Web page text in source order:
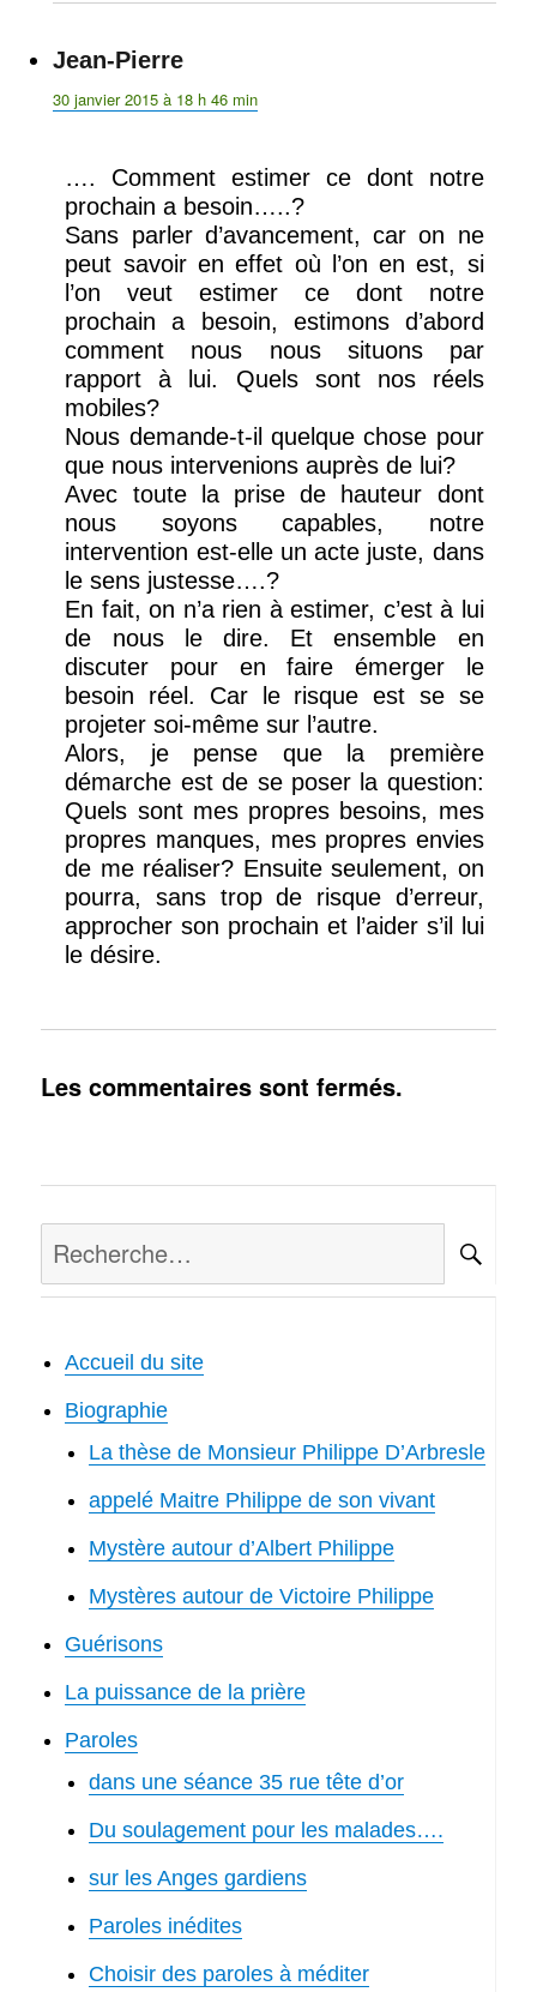
Jean-Pierre
30 janvier 2015 à 18 h 46 min
…. Comment estimer ce dont notre
prochain a besoin…..?
Sans parler d’avancement, car on ne
peut savoir en effet où l’on en est, si
l’on veut estimer ce dont notre
prochain a besoin, estimons d’abord
comment nous nous situons par
rapport à lui. Quels sont nos réels
mobiles?
Nous demande-t-il quelque chose pour
que nous intervenions auprès de lui?
Avec toute la prise de hauteur dont
nous soyons capables, notre
intervention est-elle un acte juste, dans
le sens justesse….?
En fait, on n’a rien à estimer, c’est à lui
de nous le dire. Et ensemble en
discuter pour en faire émerger le
besoin réel. Car le risque est se se
projeter soi-même sur l’autre.
Alors, je pense que la première
démarche est de se poser la question:
Quels sont mes propres besoins, mes
propres manques, mes propres envies
de me réaliser? Ensuite seulement, on
pourra, sans trop de risque d’erreur,
approcher son prochain et l’aider s’il lui
le désire.
Les commentaires sont fermés.
pour :
Accueil du site
Biographie
La thèse de Monsieur Philippe D’Arbresle
appelé Maitre Philippe de son vivant
Mystère autour d’Albert Philippe
Mystères autour de Victoire Philippe
Guérisons
La puissance de la prière
Paroles
dans une séance 35 rue tête d’or
Du soulagement pour les malades….
sur les Anges gardiens
Paroles inédites
Choisir des paroles à méditer